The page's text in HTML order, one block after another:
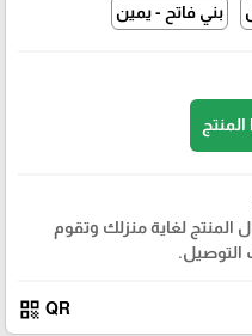
بني فاتح - يمين
المنتج لغاية منزلك وتقوم
التوصيل.
QR
qr_code